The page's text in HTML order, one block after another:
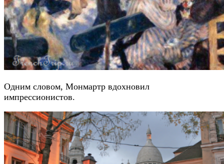
Одним словом, Монмартр вдохновил
импрессионистов.